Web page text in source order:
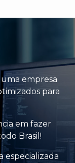
empresa
para
em fazer
Brasil!
especializada